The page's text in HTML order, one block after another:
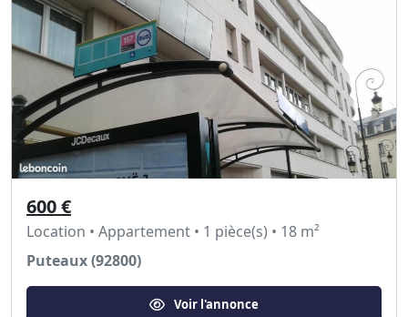
600 €
Location • Appartement • 1 pièce(s) • 18 m²
Puteaux (92800)
Voir l'annonce